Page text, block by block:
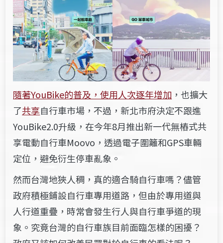
隨著YouBike的普及，使用人次逐年增加 ，也擴大
了共享自行車市場，不過， 新北市府決定不跟進
YouBike2.0升級，在今年8月推出新一代無樁式共
享電動自行車Moovo，透過電子圍籬和GPS車輛
定位，避免衍生停車亂象。
然而台灣地狹人稠，真的適合騎自行車嗎？儘管
政府積極鋪設自行車專用道路，但由於專用道與
人行道重疊，時常會發生行人與自行車爭道的現
象。究竟台灣的自行車族目前面臨怎樣的困擾？